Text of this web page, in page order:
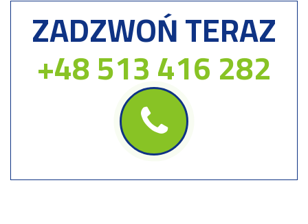
ZADZWOŃ TERAZ
+48 513 416 282